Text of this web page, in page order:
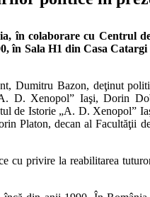
în colaborare cu Centrul
în Sala H1 din Casa
Dumitru Bazon, deţinut
D. Xenopol” Iaşi, Dorin
de Istorie „A. D. Xenopol”
Platon, decan al
privire la reabilitarea